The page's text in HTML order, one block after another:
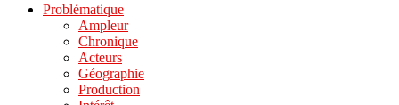
Problématique
Ampleur
Chronique
Acteurs
Géographie
Production